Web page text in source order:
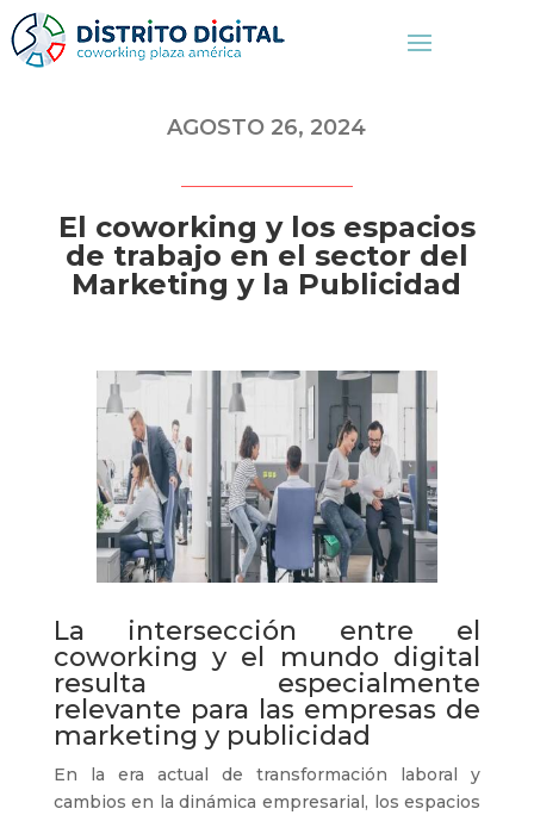
AGOSTO 26, 2024
El coworking y los espacios
de trabajo en el sector del
Marketing y la Publicidad
La intersección entre el
coworking y el mundo digital
resulta especialmente
relevante para las empresas de
marketing y publicidad
En la era actual de transformación laboral y
cambios en la dinámica empresarial, los espacios